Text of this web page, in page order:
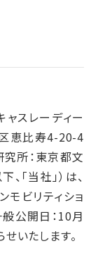
スレーディー
区恵比寿4-20-4
所：東京都文
当社」）は、
ビリティショ
般公開日：10月
いたします。